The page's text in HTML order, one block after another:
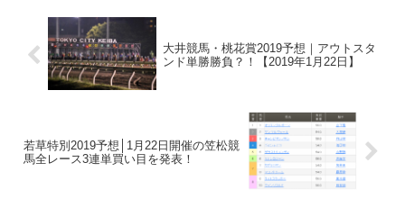
大井競馬・桃花賞2019予想｜アウトスタ
ンド単勝勝負？！【2019年1月22日】
若草特別2019予想│1月22日開催の笠松競
馬全レース3連単買い目を発表！